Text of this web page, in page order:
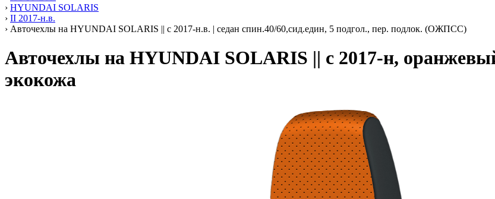
› HYUNDAI SOLARIS
› II 2017-н.в.
› Авточехлы на HYUNDAI SOLARIS || с 2017-н.в. | седан спин.40/60,сид.един, 5 подгол., пер. подлок. (ОЖПСС)
Авточехлы на HYUNDAI SOLARIS || с 2017-н,
экокожа